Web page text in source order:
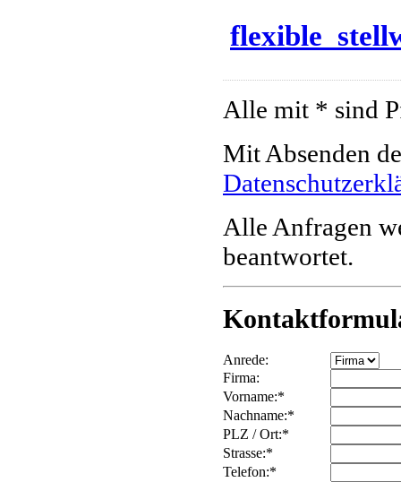
Alle mit * sind
Mit Absenden
Alle Anfragen
beantwortet.
Anrede:
Firma:
Vorname:*
Nachname:*
PLZ / Ort:*
Strasse:*
Telefon:*